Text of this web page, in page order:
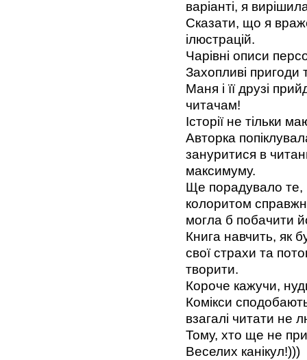
варіанті, я
Сказати, що я
ілюстрацій.
Чарівні описи
Захопливі пригоди
Маня і її друзі
читачам!
Історії не тільки
Авторка
зануритися в
максимуму.
Ще порадувало те,
колоритом
могла б побачити
Книга навчить, як
свої страхи та
творити.
Короче кажучи,
Комікси
взагалі читати не
Тому, хто ще не
Веселих канікул!)))